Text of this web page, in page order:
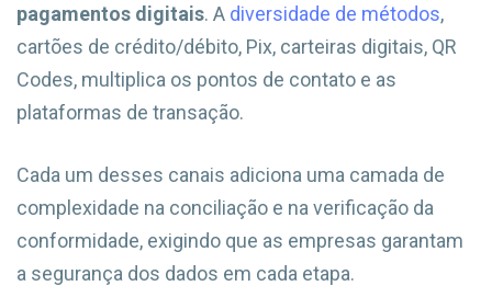
pagamentos digitais. A diversidade de métodos,
cartões de crédito/débito, Pix, carteiras digitais, QR
Codes, multiplica os pontos de contato e as
plataformas de transação.
Cada um desses canais adiciona uma camada de
complexidade na conciliação e na verificação da
conformidade, exigindo que as empresas garantam
a segurança dos dados em cada etapa.